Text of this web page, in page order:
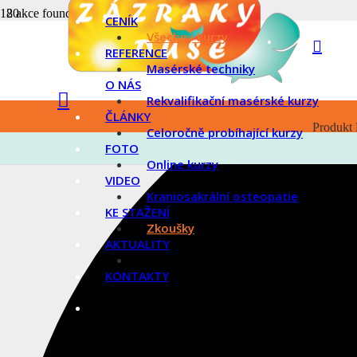
Produkt
CENÍK
REFERENCE
O NÁS
ČLÁNKY
FOTO
VIDEO
KE STAŽENÍ
AKTUALITY
KONTAKTY
Všechny kurzy
Masérské techniky
Rekvalifikační masérské kurzy
Celoročně probíhající kurzy
Online kurzy
Kraniosakrální osteopatie
Zkoušky
2 akce found.